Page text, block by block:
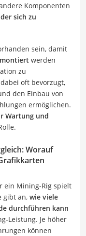
Komponenten
sich zu
sein, damit
werden
zu
oft bevorzugt,
den Einbau von
ermöglichen.
Wartung und
Worauf
ein Mining-Rig spielt
gibt an, wie viele
durchführen kann
Leistung. Je höher
können